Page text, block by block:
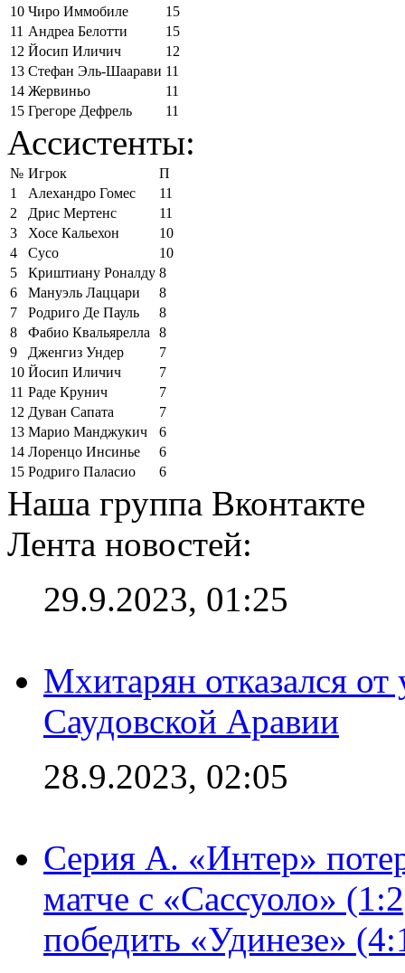
10 Чиро Иммобиле
15
11 Андреа Белотти
15
12 Йосип Иличич
12
13 Стефан Эль-Шаарави 11
14 Жервиньо
11
15 Грегоре Дефрель 11
Ассистенты:
№ Игрок
П
1
Алехандро Гомес
11
2
Дрис Мертенс
11
3
Хосе Кальехон
10
4
Сусо
10
5
Криштиану Роналду 8
6
Мануэль Лаццари
8
7
Родриго Де Пауль
8
8
Фабио Квальярелла
8
9
Дженгиз Ундер
7
10 Йосип Иличич
7
11 Раде Крунич
7
12 Дуван Сапата
7
13 Марио Манджукич
6
14 Лоренцо Инсинье
6
15 Родриго Паласио 6
Наша группа Вконтакте
Лента новостей:
29.9.2023, 01:25
Мхитарян отказался от
Саудовской Аравии
28.9.2023, 02:05
Серия А. «Интер»
матче с «Сассуоло»
победить «Удинезе»